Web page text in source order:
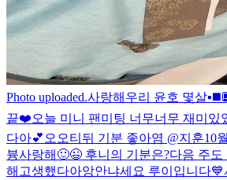
Photo uploaded.사랑해 우리 윤호 몇살
끝❤️오늘 미니 팬미팅 너무너무 재미있
다아💕 오오티뒤 기분 좋아염 @지훈10
븅사랑해 🙂😉 후니의 기분은?다음 주도
해 고생했다아앙안냐세요 루이입니다💙